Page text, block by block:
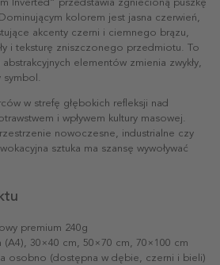
kolorem jest jasna czerwień,
akcenty czerni i ciemnego brązu,
i teksturę zniszczonego przedmiotu. To
elementów zmienia zwykły,
w strefę głębokich refleksji nad
i wpływem kultury masowej.
nowoczesne, industrialne czy
sztuka ma szansę wywoływać
premium 240g
(A4), 30×40 cm, 50×70 cm, 70×100 cm
osobno (dostępna w dębie, czerni i bieli)